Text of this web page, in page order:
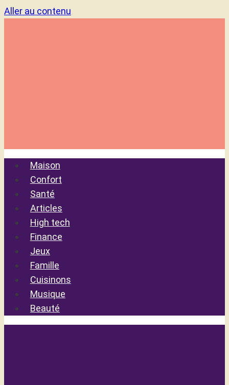
Aller au contenu
Maison
Confort
Santé
Articles
High tech
Finance
Jeux
Famille
Cuisinons
Musique
Beauté